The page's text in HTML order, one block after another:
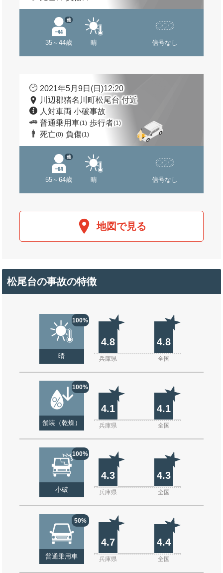
35～44歳
他
晴 信号なし
2021年5月9日(日)12:20
川辺郡猪名川町松尾台 付近
人対車両 小破事故
普通乗用車(1) 歩行者(1)
死亡(0) 負傷(1)
55～64歳
他
晴 信号なし
地図で見る
松尾台の事故の特徴
100%
晴
4.8 4.8
兵庫県 全国
100%
舗装（乾燥）
4.1 4.1
兵庫県 全国
100%
小破
4.3 4.3
兵庫県 全国
50%
普通乗用車
4.7 4.4
兵庫県 全国